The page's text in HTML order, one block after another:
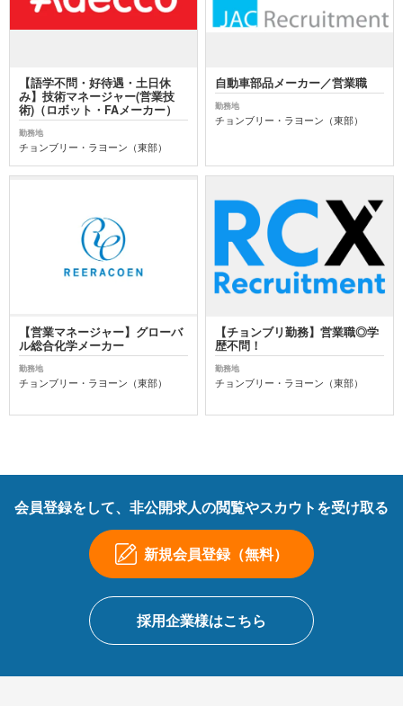
【語学不問・好待遇・土日休
み】技術マネージャー(営業技
術)（ロボット・FAメーカー）
勤務地
チョンブリー・ラヨーン（東部）
自動車部品メーカー／営業職
勤務地
チョンブリー・ラヨーン（東部）
【営業マネージャー】グローバ
ル総合化学メーカー
勤務地
チョンブリー・ラヨーン（東部）
【チョンブリ勤務】営業職◎学
歴不問！
勤務地
チョンブリー・ラヨーン（東部）
会員登録をして、非公開求人の閲覧やスカウトを受け取る
新規会員登録（無料）
採用企業様はこちら